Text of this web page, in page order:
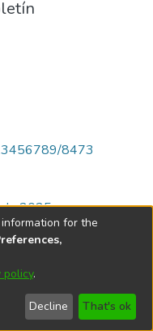
8473
2025
de Córdoba
for the
policy.
Decline That's ok